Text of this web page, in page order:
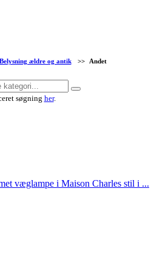
Belysning ældre og antik >> Andet
søgning her.
væglampe i Maison Charles stil i ...